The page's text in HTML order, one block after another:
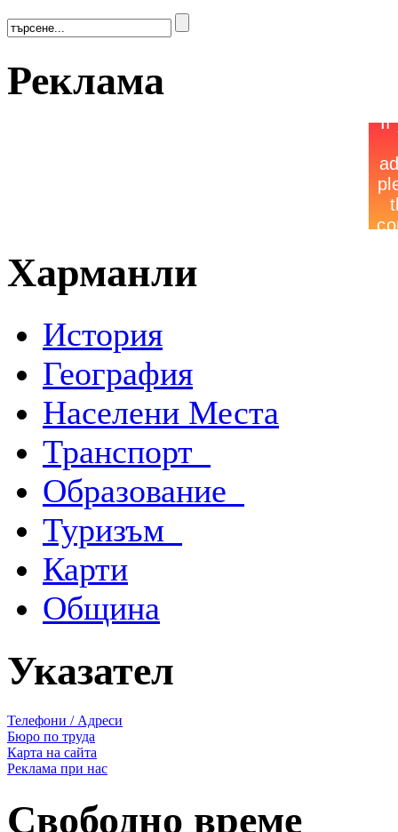
Реклама
Харманли
История
География
Населени Места
Транспорт
Образование
Туризъм
Карти
Община
Указател
Телефони / Адреси
Бюро по труда
Карта на сайта
Реклама при нас
Свободно време